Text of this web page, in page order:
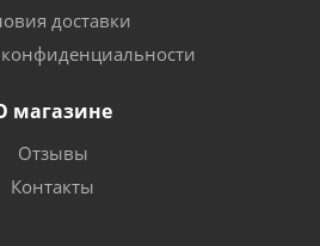
доставки
магазине
Отзывы
Контакты